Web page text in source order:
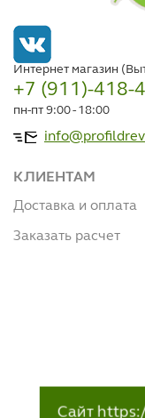
Интернет магазин
+7 (911)-418-
пн-пт 9:00 - 18:00
КЛИЕНТАМ
Доставка и оплата
Заказать расчет
Сайт